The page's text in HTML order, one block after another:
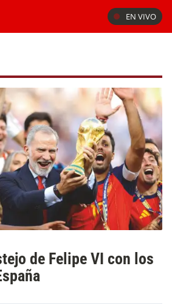
EN VIVO
de Felipe VI con los